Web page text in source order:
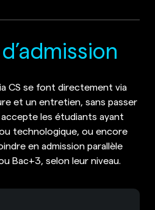
CS se font directement via
et un entretien, sans passer
accepte les étudiants ayant
technologique, ou encore
en admission parallèle
Bac+3, selon leur niveau.